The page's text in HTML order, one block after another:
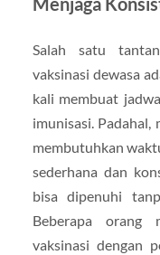
Salah satu
vaksinasi dewasa
kali membuat
imunisasi. Padahal,
membutuhkan
sederhana dan
bisa dipenuhi
Beberapa orang
vaksinasi dengan